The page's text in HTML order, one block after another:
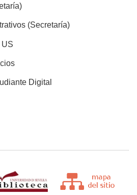
(Secretaría)
Digital